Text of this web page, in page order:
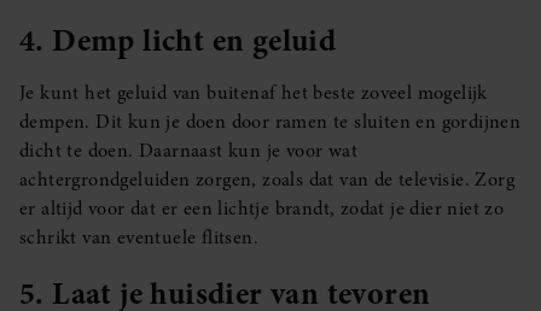
4. Demp licht en geluid
Je kunt het geluid van buitenaf het beste zoveel mogelijk
dempen. Dit kun je doen door ramen te sluiten en gordijnen
dicht te doen. Daarnaast kun je voor wat
achtergrondgeluiden zorgen, zoals dat van de televisie. Zorg
er altijd voor dat er een lichtje brandt, zodat je dier niet zo
schrikt van eventuele flitsen.
5. Laat je huisdier van tevoren